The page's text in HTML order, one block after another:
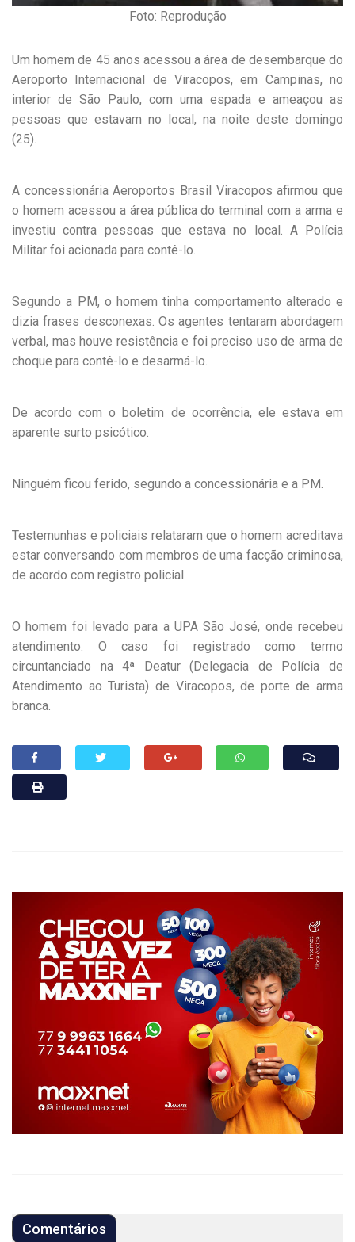
Foto: Reprodução
Um homem de 45 anos acessou a área de desembarque do
Aeroporto Internacional de Viracopos, em Campinas, no
interior de São Paulo, com uma espada e ameaçou as
pessoas que estavam no local, na noite deste domingo
(25).
A concessionária Aeroportos Brasil Viracopos afirmou que
o homem acessou a área pública do terminal com a arma e
investiu contra pessoas que estava no local. A Polícia
Militar foi acionada para contê-lo.
Segundo a PM, o homem tinha comportamento alterado e
dizia frases desconexas. Os agentes tentaram abordagem
verbal, mas houve resistência e foi preciso uso de arma de
choque para contê-lo e desarmá-lo.
De acordo com o boletim de ocorrência, ele estava em
aparente surto psicótico.
Ninguém ficou ferido, segundo a concessionária e a PM.
Testemunhas e policiais relataram que o homem acreditava
estar conversando com membros de uma facção criminosa,
de acordo com registro policial.
O homem foi levado para a UPA São José, onde recebeu
atendimento. O caso foi registrado como termo
circuntanciado na 4ª Deatur (Delegacia de Polícia de
Atendimento ao Turista) de Viracopos, de porte de arma
branca.
Comentários